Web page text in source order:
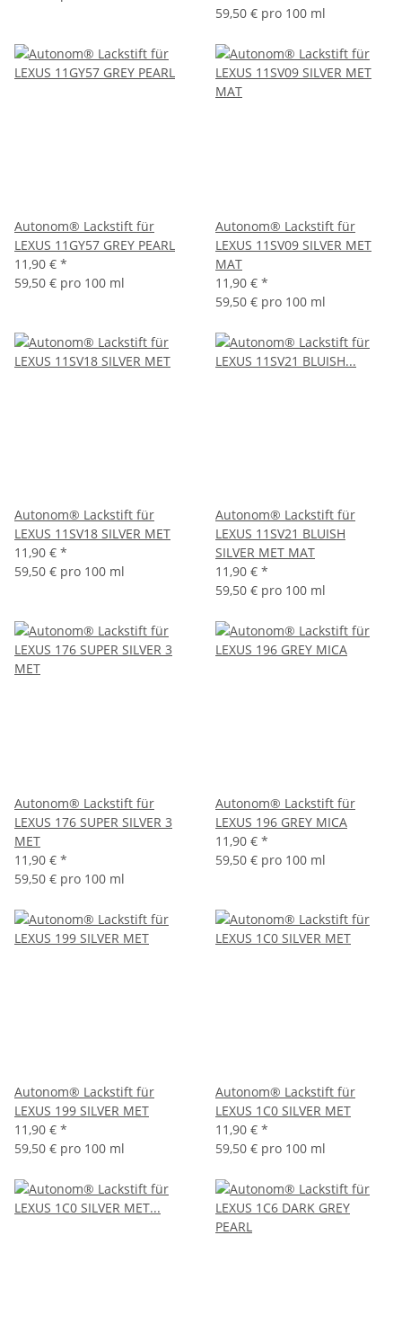
59,50 € pro 100 ml
Autonom® Lackstift für
LEXUS 11GY57 GREY PEARL
11,90 € *
59,50 € pro 100 ml
Autonom® Lackstift für
LEXUS 11SV09 SILVER MET
MAT
11,90 € *
59,50 € pro 100 ml
Autonom® Lackstift für
LEXUS 11SV18 SILVER MET
11,90 € *
59,50 € pro 100 ml
Autonom® Lackstift für
LEXUS 11SV21 BLUISH
SILVER MET MAT
11,90 € *
59,50 € pro 100 ml
Autonom® Lackstift für
LEXUS 176 SUPER SILVER 3
MET
11,90 € *
59,50 € pro 100 ml
Autonom® Lackstift für
LEXUS 196 GREY MICA
11,90 € *
59,50 € pro 100 ml
Autonom® Lackstift für
LEXUS 199 SILVER MET
11,90 € *
59,50 € pro 100 ml
Autonom® Lackstift für
LEXUS 1C0 SILVER MET
11,90 € *
59,50 € pro 100 ml